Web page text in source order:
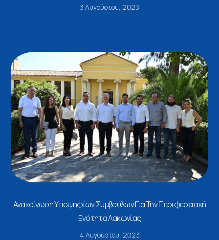
3 Αυγούστου, 2023
Ανακοίνωση Υποψηφίων Συμβούλων Για Την Περιφερειακή
Ενότητα Λακωνίας
4 Αυγούστου, 2023